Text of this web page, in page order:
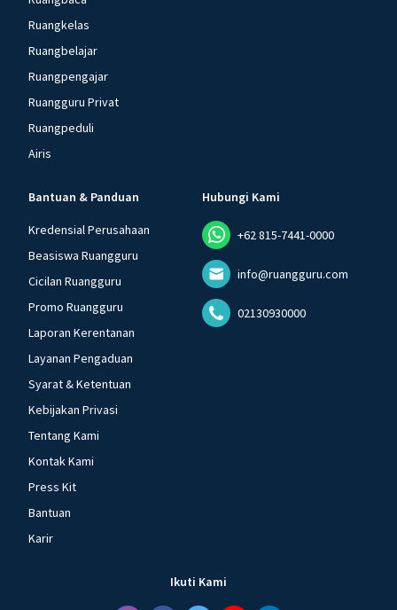
Ruangkelas
Ruangbelajar
Ruangpengajar
Ruangguru Privat
Ruangpeduli
Airis
Bantuan & Panduan
Kredensial Perusahaan
Beasiswa Ruangguru
Cicilan Ruangguru
Promo Ruangguru
Laporan Kerentanan
Layanan Pengaduan
Syarat & Ketentuan
Kebijakan Privasi
Tentang Kami
Kontak Kami
Press Kit
Bantuan
Karir
Hubungi Kami
+62 815-7441-0000
info@ruangguru.com
02130930000
Ikuti Kami